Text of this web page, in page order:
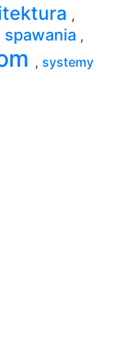
,
,
, systemy